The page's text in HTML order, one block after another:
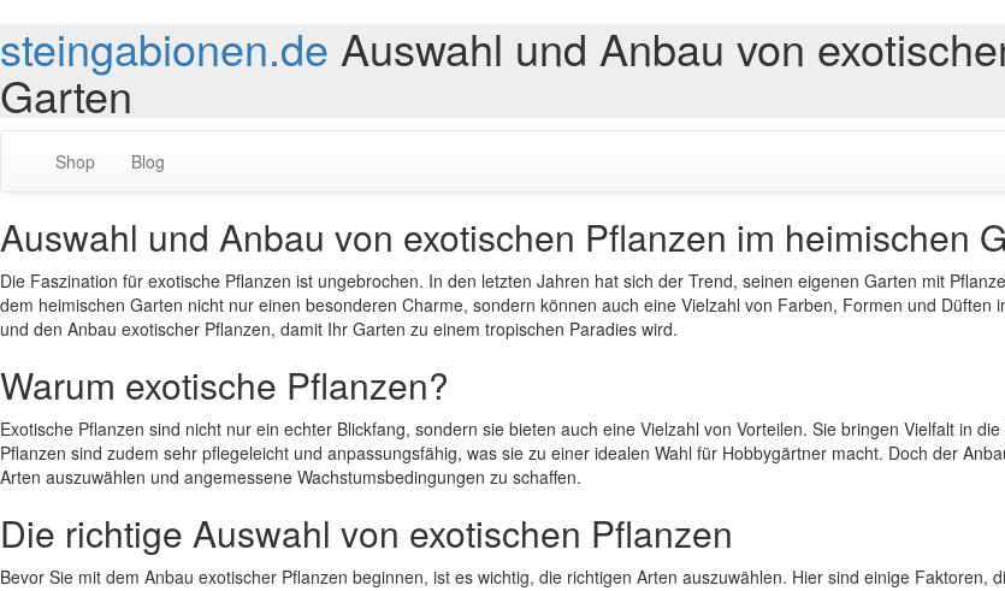
steingabionen.de Auswahl und Anbau von
Garten
Shop Blog
Auswahl und Anbau von exotischen Pflanzen im heimischen
Die Faszination für exotische Pflanzen ist ungebrochen. In den letzten Jahren hat sich der Trend, seinen eigenen Garten mit
dem heimischen Garten nicht nur einen besonderen Charme, sondern können auch eine Vielzahl von Farben, Formen und
und den Anbau exotischer Pflanzen, damit Ihr Garten zu einem tropischen Paradies wird.
Warum exotische Pflanzen?
Exotische Pflanzen sind nicht nur ein echter Blickfang, sondern sie bieten auch eine Vielzahl von Vorteilen. Sie bringen Vielfalt in
Pflanzen sind zudem sehr pflegeleicht und anpassungsfähig, was sie zu einer idealen Wahl für Hobbygärtner macht. Doch der
Arten auszuwählen und angemessene Wachstumsbedingungen zu schaffen.
Die richtige Auswahl von exotischen Pflanzen
Bevor Sie mit dem Anbau exotischer Pflanzen beginnen, ist es wichtig, die richtigen Arten auszuwählen. Hier sind einige Faktoren,